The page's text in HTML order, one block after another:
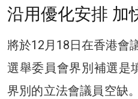
沿用優化安排 加
將於12月18日在香港會
選舉委員會界別補選是
界別的立法會議員空缺